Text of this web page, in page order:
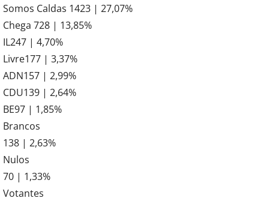
Somos Caldas 1423 | 27,07%
Chega 728 | 13,85%
IL247 | 4,70%
Livre177 | 3,37%
ADN157 | 2,99%
CDU139 | 2,64%
BE97 | 1,85%
Brancos
138 | 2,63%
Nulos
70 | 1,33%
Votantes